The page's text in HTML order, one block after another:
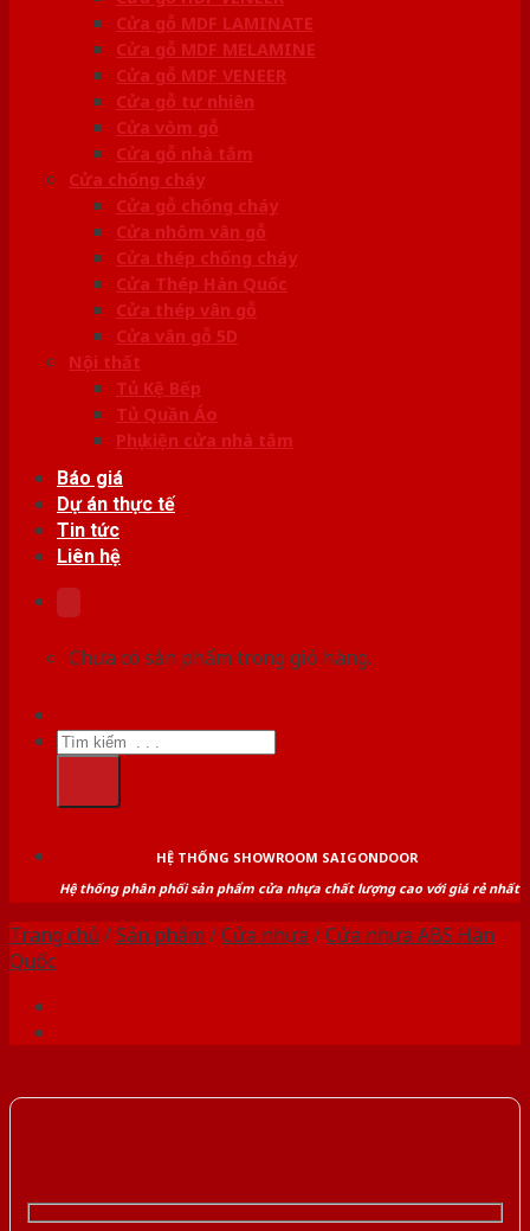
Cửa gỗ MDF LAMINATE
Cửa gỗ MDF MELAMINE
Cửa gỗ MDF VENEER
Cửa gỗ tự nhiên
Cửa vòm gỗ
Cửa gỗ nhà tắm
Cửa chống cháy
Cửa gỗ chống cháy
Cửa nhôm vân gỗ
Cửa thép chống cháy
Cửa Thép Hàn Quốc
Cửa thép vân gỗ
Cửa vân gỗ 5D
Nội thất
Tủ Kệ Bếp
Tủ Quần Áo
Phụ kiện cửa nhà tắm
Báo giá
Dự án thực tế
Tin tức
Liên hệ
Chưa có sản phẩm trong giỏ hàng.
Tìm
kiếm:
HỆ THỐNG SHOWROOM SAIGONDOOR
Hệ thống phân phối sản phẩm cửa nhựa chất lượng cao với giá rẻ nhất
Trang chủ /Sản phẩm /Cửa nhựa /Cửa nhựa ABS Hàn
Quốc